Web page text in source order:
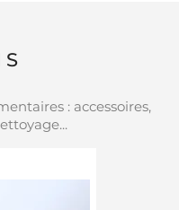
: accessoires,